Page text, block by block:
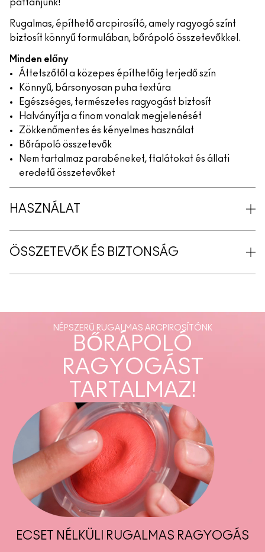
pattanjunk!
Rugalmas, építhető arcpirosító, amely ragyogó színt
biztosít könnyű formulában, bőrápoló összetevőkkel.
Minden előny
Áttetszőtől a közepes építhetőig terjedő szín
Könnyű, bársonyosan puha textúra
Egészséges, természetes ragyogást biztosít
Halványítja a finom vonalak megjelenését
Zökkenőmentes és kényelmes használat
Bőrápoló összetevők
Nem tartalmaz parabéneket, ftalátokat és állati
eredetű összetevőket
HASZNÁLAT
ÖSSZETEVŐK ÉS BIZTONSÁG
NÉPSZERŰ RUGALMAS ARCPIROSÍTÓNK
BŐRÁPOLÓ
RAGYOGÁST
TARTALMAZ!
ECSET NÉLKÜLI RUGALMAS RAGYOGÁS